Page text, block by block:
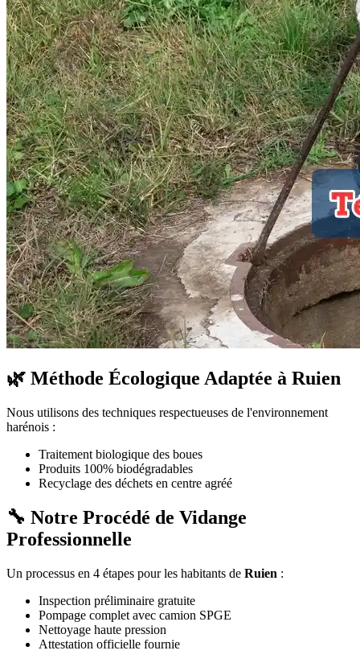
🌿 Méthode Écologique Adaptée à Ruien
Nous utilisons des techniques respectueuses de l'environnement
harénois :
Traitement biologique des boues
Produits 100% biodégradables
Recyclage des déchets en centre agréé
🔧 Notre Procédé de Vidange
Professionnelle
Un processus en 4 étapes pour les habitants de Ruien :
Inspection préliminaire gratuite
Pompage complet avec camion SPGE
Nettoyage haute pression
Attestation officielle fournie